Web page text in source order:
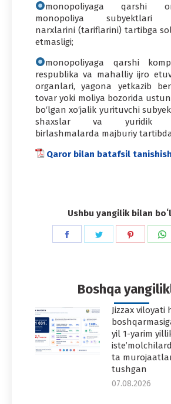
monopoliyaga qarshi
monopoliya subyektlari
narxlarini (tariflarini) tartibga
etmasligi;
monopoliyaga qarshi
respublika va mahalliy ijro
organlari, yagona yetkazib
tovar yoki moliya bozorida
bo‘lgan xo‘jalik yurituvchi
shaxslar va yuridik
birlashmalarda majburiy
Qaror bilan batafsil tanishish
Ushbu yangilik bilan
Share
Share
Share
Boshqa
Jizzax viloyati
yil 1-yarim
ta
tushgan
07.08.2026